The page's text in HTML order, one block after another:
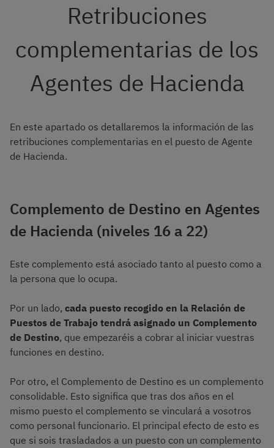
Retribuciones
complementarias de los
Agentes de Hacienda
En este apartado os detallaremos la información de las
retribuciones complementarias en el puesto de Agente
de Hacienda.
Complemento de Destino en Agentes
de Hacienda (niveles 16 a 22)
Este complemento está asociado tanto al puesto como a
la persona que lo ocupa.
Por un lado, cada puesto recogido en la Relación de
Puestos de Trabajo tendrá asignado un Complemento
de Destino, que empezaréis a cobrar al iniciar vuestras
funciones en destino.
Por otro, el Complemento de Destino es un complemento
consolidable. Esto significa que tras dos años en el
mismo puesto el complemento se vinculará a vosotros
como personal funcionario. El principal efecto de esto es
que si sois trasladados a un puesto con un complemento